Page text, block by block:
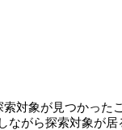
索対象が見つかった
ながら探索対象が居